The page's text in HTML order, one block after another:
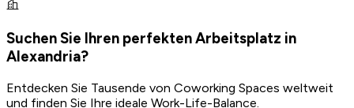
Suchen Sie Ihren perfekten Arbeitsplatz in
Alexandria?
Entdecken Sie Tausende von Coworking Spaces weltweit
und finden Sie Ihre ideale Work-Life-Balance.